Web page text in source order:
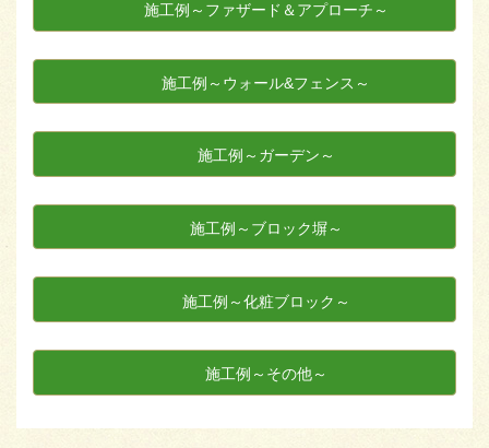
施工例～ファザード＆アプローチ～
施工例～ウォール&フェンス～
施工例～ガーデン～
施工例～ブロック塀～
施工例～化粧ブロック～
施工例～その他～